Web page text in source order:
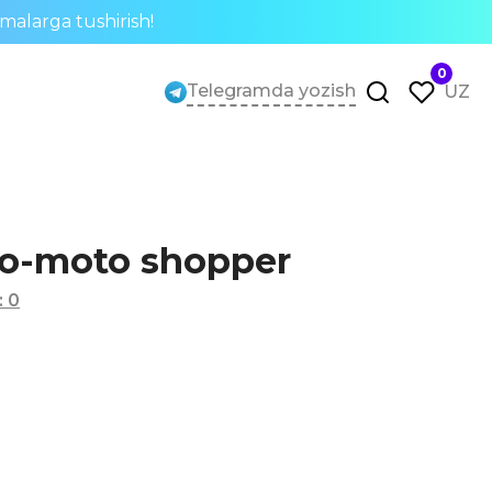
tushirish!
Telegramda yozish
0
UZ
moto shopper
: 0